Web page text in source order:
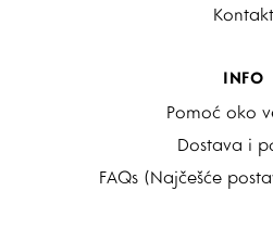
Kontakt
INFO
Pomoć oko
Dostava i
FAQs (Najčešće